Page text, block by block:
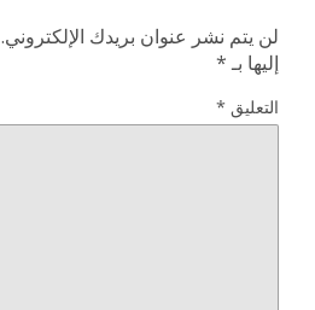
لن يتم نشر عنوان بريدك الإلكتروني.
إليها بـ*
التعليق *